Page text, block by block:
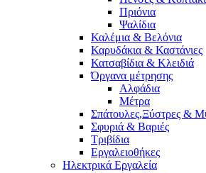
Πριόνια
Ψαλίδια
Καλέμια & Βελόνια
Καρυδάκια & Καστάνιες
Κατσαβίδια & Κλειδιά
Όργανα μέτρησης
Αλφάδια
Μέτρα
Σπάτουλες,Ξύστρες &
Σφυριά & Βαριές
Τριβίδια
Εργαλειοθήκες
Ηλεκτρικά Εργαλεία